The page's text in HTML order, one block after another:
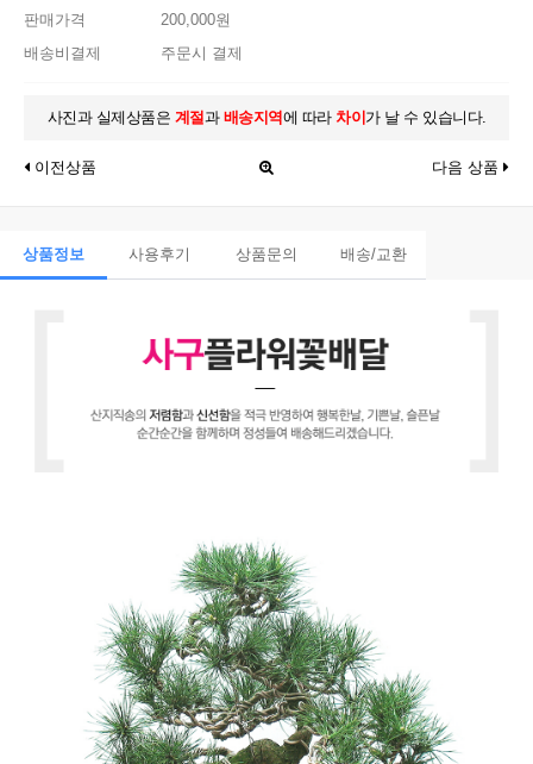
판매가격
200,000원
배송비결제
주문시 결제
사진과 실제상품은 계절과 배송지역에 따라 차이 가 날 수 있습니다.
이전상품 다음 상품
상품정보 사용후기 상품문의 배송/교환